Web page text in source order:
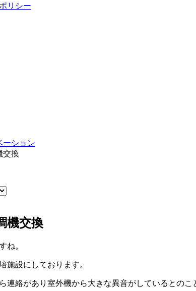
リシー
ーション
交換
機交換
ね。
施設にしております。
連絡があり室外機から大きな異音がしているとの